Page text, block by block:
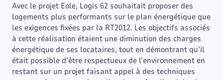
Avec le projet Eole, Logis 62 souhaitait proposer des
logements plus performants sur le plan énergétique que
les exigences fixées par la RT2012. Les objectifs associés
à cette réalisation étaient une diminution des charges
énergétique de ses locataires, tout en démontrant qu’il
était possible d’être respectueux de l’environnement en
restant sur un projet faisant appel à des techniques